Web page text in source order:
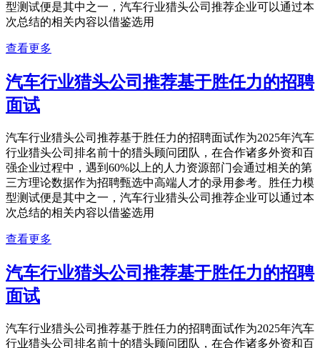
型测试便是其中之一，汽车行业猎头公司推荐企业可以通过本
次总结的相关内容以借鉴选用
查看更多
汽车行业猎头公司推荐基于胜任力的招聘
面试
汽车行业猎头公司推荐基于胜任力的招聘面试作为2025年汽车
行业猎头公司排名前十的猎头顾问团队，在合作诸多外资和百
强企业过程中，遇到60%以上的人力资源部门会通过相关的第
三方理论数据作为招聘甄选中高端人才的录用参考。胜任力模
型测试便是其中之一，汽车行业猎头公司推荐企业可以通过本
次总结的相关内容以借鉴选用
查看更多
汽车行业猎头公司推荐基于胜任力的招聘
面试
汽车行业猎头公司推荐基于胜任力的招聘面试作为2025年汽车
行业猎头公司排名前十的猎头顾问团队，在合作诸多外资和百